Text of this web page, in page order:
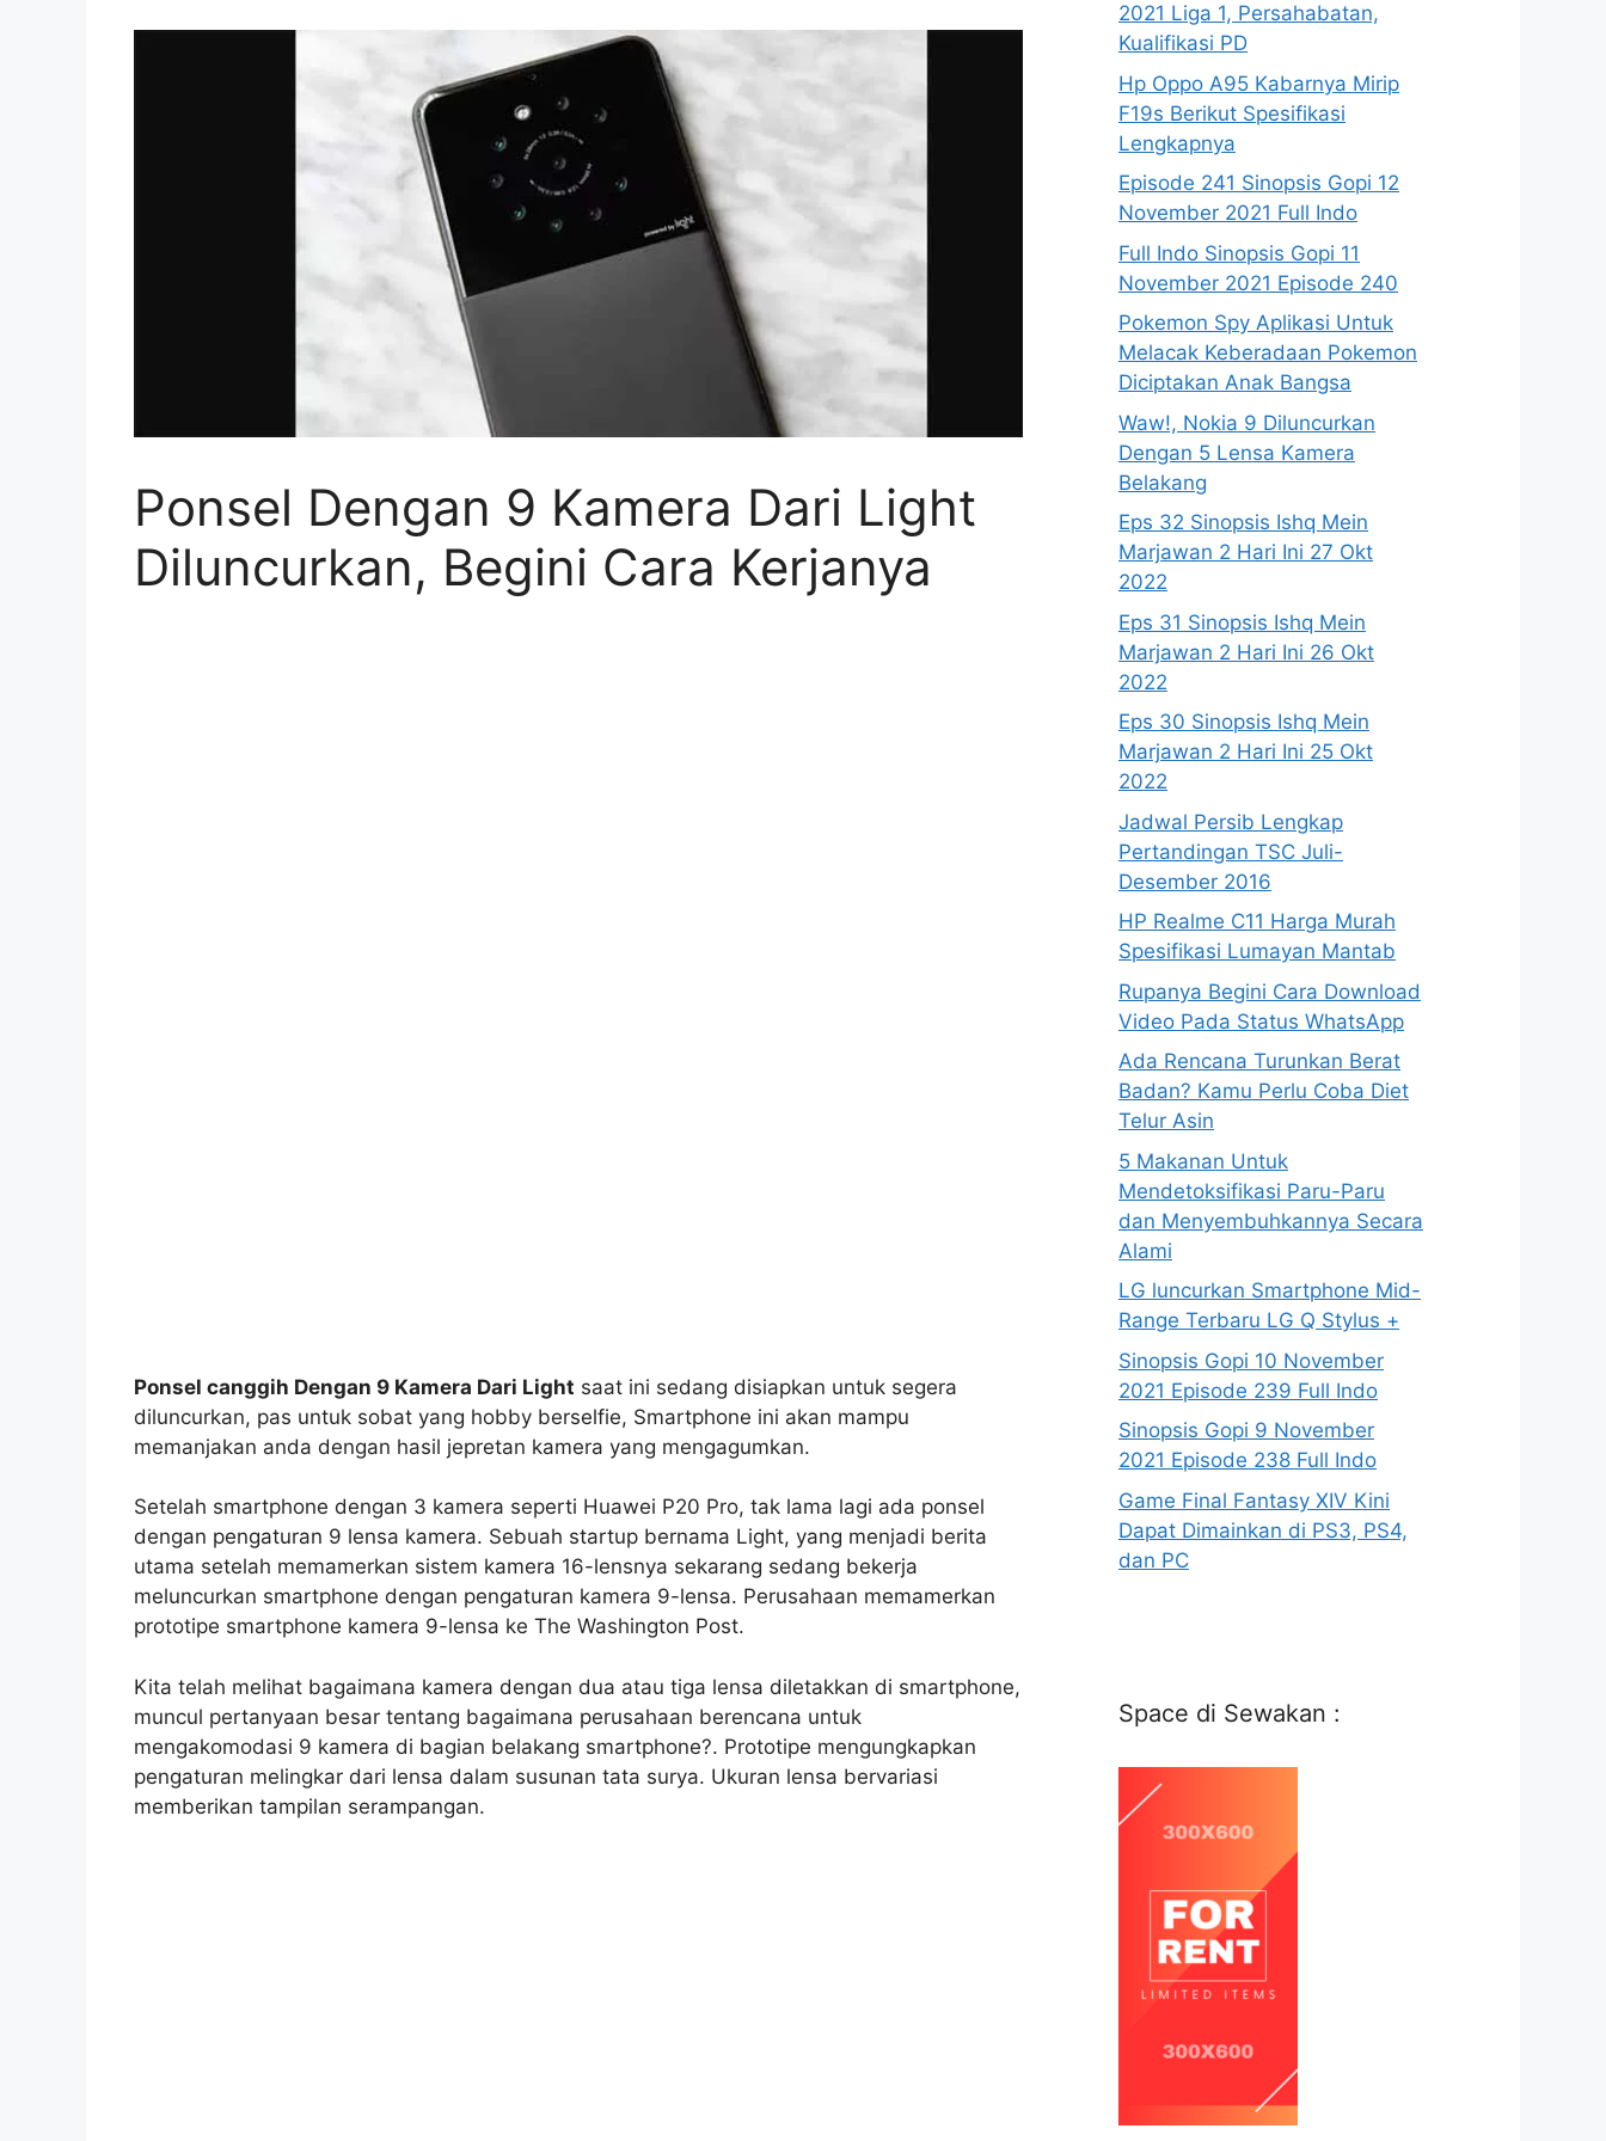
Ponsel Dengan 9 Kamera Dari Light
Diluncurkan, Begini Cara Kerjanya
Ponsel canggih Dengan 9 Kamera Dari Light saat ini sedang disiapkan untuk segera
diluncurkan, pas untuk sobat yang hobby berselfie, Smartphone ini akan mampu
memanjakan anda dengan hasil jepretan kamera yang mengagumkan.
Setelah smartphone dengan 3 kamera seperti Huawei P20 Pro, tak lama lagi ada ponsel
dengan pengaturan 9 lensa kamera. Sebuah startup bernama Light, yang menjadi berita
utama setelah memamerkan sistem kamera 16-lensnya sekarang sedang bekerja
meluncurkan smartphone dengan pengaturan kamera 9-lensa. Perusahaan memamerkan
prototipe smartphone kamera 9-lensa ke The Washington Post.
Kita telah melihat bagaimana kamera dengan dua atau tiga lensa diletakkan di smartphone,
muncul pertanyaan besar tentang bagaimana perusahaan berencana untuk
mengakomodasi 9 kamera di bagian belakang smartphone?. Prototipe mengungkapkan
pengaturan melingkar dari lensa dalam susunan tata surya. Ukuran lensa bervariasi
memberikan tampilan serampangan.
2021 Liga 1, Persahabatan,
Kualifikasi PD
Hp Oppo A95 Kabarnya Mirip
F19s Berikut Spesifikasi
Lengkapnya
Episode 241 Sinopsis Gopi 12
November 2021 Full Indo
Full Indo Sinopsis Gopi 11
November 2021 Episode 240
Pokemon Spy Aplikasi Untuk
Melacak Keberadaan Pokemon
Diciptakan Anak Bangsa
Waw!, Nokia 9 Diluncurkan
Dengan 5 Lensa Kamera
Belakang
Eps 32 Sinopsis Ishq Mein
Marjawan 2 Hari Ini 27 Okt
2022
Eps 31 Sinopsis Ishq Mein
Marjawan 2 Hari Ini 26 Okt
2022
Eps 30 Sinopsis Ishq Mein
Marjawan 2 Hari Ini 25 Okt
2022
Jadwal Persib Lengkap
Pertandingan TSC Juli-
Desember 2016
HP Realme C11 Harga Murah
Spesifikasi Lumayan Mantab
Rupanya Begini Cara Download
Video Pada Status WhatsApp
Ada Rencana Turunkan Berat
Badan? Kamu Perlu Coba Diet
Telur Asin
5 Makanan Untuk
Mendetoksifikasi Paru-Paru
dan Menyembuhkannya Secara
Alami
LG luncurkan Smartphone Mid-
Range Terbaru LG Q Stylus +
Sinopsis Gopi 10 November
2021 Episode 239 Full Indo
Sinopsis Gopi 9 November
2021 Episode 238 Full Indo
Game Final Fantasy XIV Kini
Dapat Dimainkan di PS3, PS4,
dan PC
Space di Sewakan :